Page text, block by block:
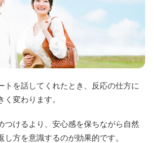
トを話してくれたとき、反応の仕方に
く変わります。
つけるより、安心感を保ちながら自然
し方を意識するのが効果的です。